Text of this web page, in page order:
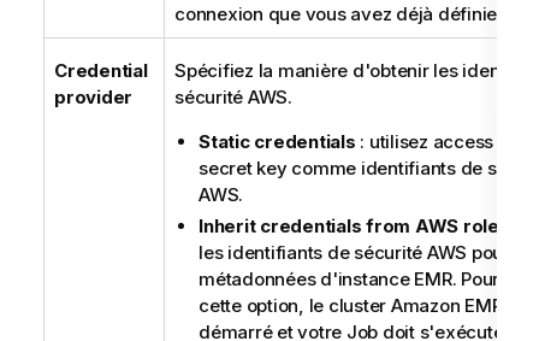
connexion que vous avez déjà définie.
Credential
provider
Spécifiez la manière d'obtenir les
sécurité AWS.
Static credentials : utilisez access key
secret keycomme identifiants de
AWS.
Inherit credentials from AWS role
les identifiants de sécurité AWS pour
métadonnées d'instance EMR. Pour
cette option, le cluster Amazon EMR
démarré et votre Job doit s'exécuter